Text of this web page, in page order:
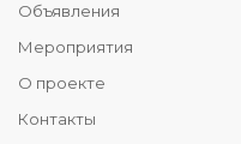
Объявления
Мероприятия
О проекте
Контакты